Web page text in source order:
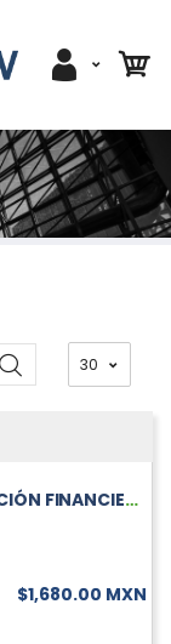
BOLSA MEXICANA DE VALORES INFORMACIÓN FINANCIERA TRIMESTRAL DE RIVERCK
$1,680.00 MXN